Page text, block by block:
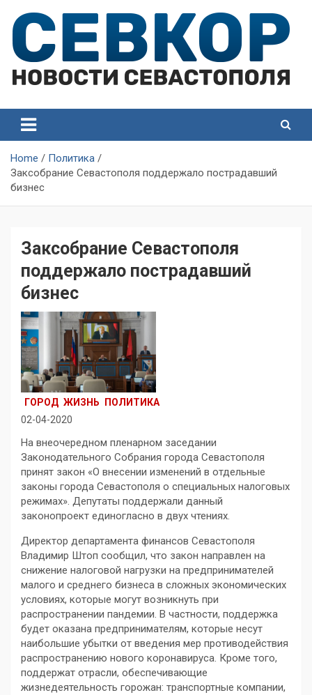
content
Севастополя
Севастополя
Home
Политика
Заксобрание Севастополя поддержало пострадавший
бизнес
Заксобрание Севастополя
поддержало пострадавший
бизнес
ГОРОД ЖИЗНЬ
ПОЛИТИКА
02-04-2020
На внеочередном пленарном заседании
Законодательного Собрания города Севастополя
принят закон «О внесении изменений в отдельные
законы города Севастополя о специальных налоговых
режимах». Депутаты поддержали данный
законопроект единогласно в двух чтениях.
Директор департамента финансов Севастополя
Владимир Штоп сообщил, что закон направлен на
снижение налоговой нагрузки на предпринимателей
малого и среднего бизнеса в сложных экономических
условиях, которые могут возникнуть при
распространении пандемии. В частности, поддержка
будет оказана предпринимателям, которые несут
наибольшие убытки от введения мер противодействия
распространению нового коронавируса. Кроме того,
поддержат отрасли, обеспечивающие
жизнедеятельность горожан: транспортные компании,